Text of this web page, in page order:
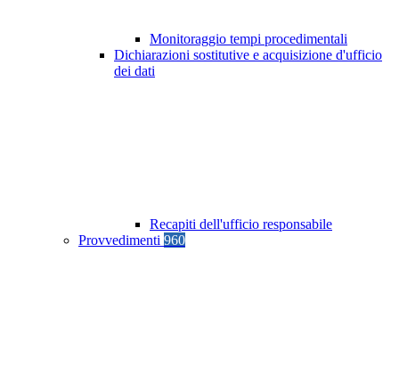
Monitoraggio tempi procedimentali
Dichiarazioni sostitutive e acquisizione d'ufficio
dei dati
Recapiti dell'ufficio responsabile
Provvedimenti 960